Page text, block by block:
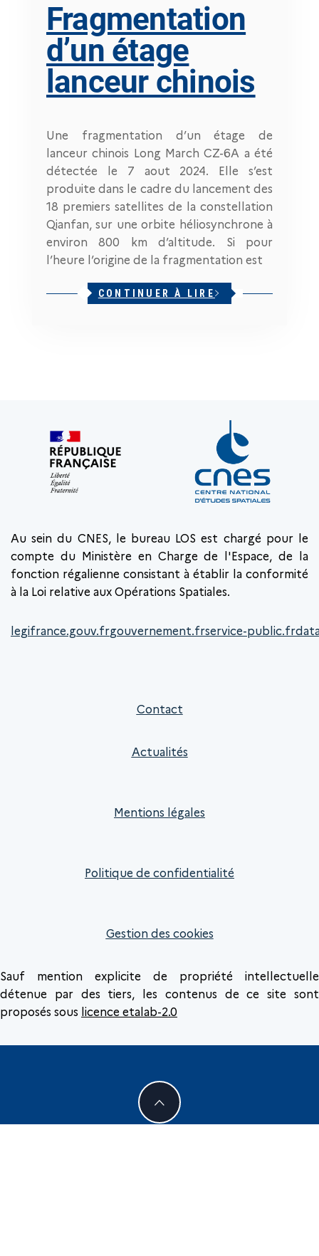
Fragmentation
d’un étage
lanceur chinois
Une fragmentation d’un étage de
lanceur chinois Long March CZ-6A a été
détectée le 7 aout 2024. Elle s’est
produite dans le cadre du lancement des
18 premiers satellites de la constellation
Qianfan, sur une orbite héliosynchrone à
environ 800 km d’altitude. Si pour
l’heure l’origine de la fragmentation est
CONTINUER À LIRE
Au sein du CNES, le bureau LOS est chargé pour le
compte du Ministère en Charge de l'Espace, de la
fonction régalienne consistant à établir la conformité
à la Loi relative aux Opérations Spatiales.
legifrance.gouv.frgouvernement.frservice-public.fr
Contact
Actualités
Mentions légales
Politique de confidentialité
Gestion des cookies
Sauf mention explicite de propriété intellectuelle
détenue par des tiers, les contenus de ce site sont
proposés sous licence etalab-2.0